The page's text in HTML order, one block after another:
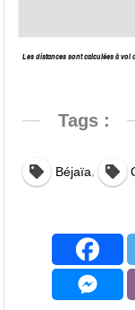
Les distances sont calculées à vol
Tags :
Béjaïa ,